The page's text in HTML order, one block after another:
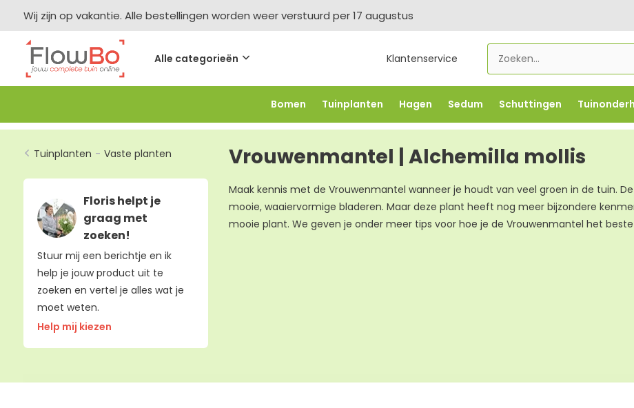
Wij zijn op vakantie. Alle bestellingen worden weer verstuurd per 17 augustus
Alle categorieën Klantenservice
Bomen Tuinplanten Hagen Sedum Schuttingen
-2,5% vanaf €250 -FLOWBO250 -5% vanaf €500 -FLOWBO500 -7,5% vanaf
Tuinplanten - Vaste planten
Floris helpt je
graag met
zoeken!
Stuur mij een berichtje en ik
help je jouw product uit te
zoeken en vertel je alles wat je
moet weten.
Help mij kiezen
Vrouwenmantel | Alchemilla mollis
Maak kennis met de Vrouwenmantel wanneer je houdt van veel groen in de tuin.
mooie, waaiervormige bladeren. Maar deze plant heeft nog meer bijzondere
mooie plant. We geven je onder meer tips voor hoe je de Vrouwenmantel het